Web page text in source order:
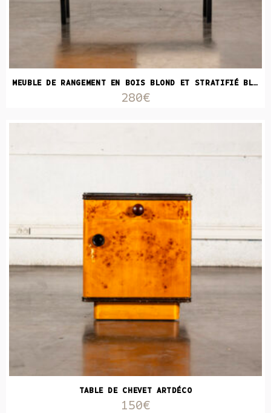
MEUBLE DE RANGEMENT EN BOIS BLOND ET STRATIFIÉ BLANC
280€
TABLE DE CHEVET ARTDÉCO
150€